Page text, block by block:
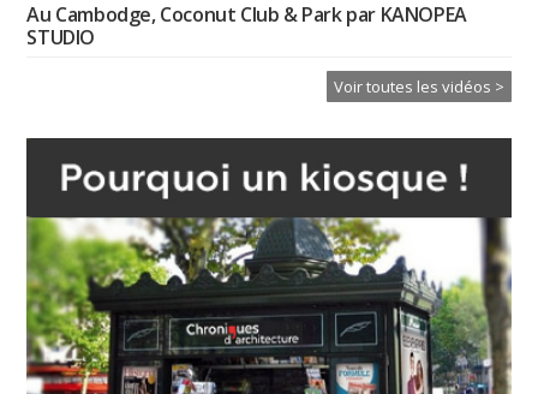
Au Cambodge, Coconut Club & Park par KANOPEA
STUDIO
Voir toutes les vidéos >